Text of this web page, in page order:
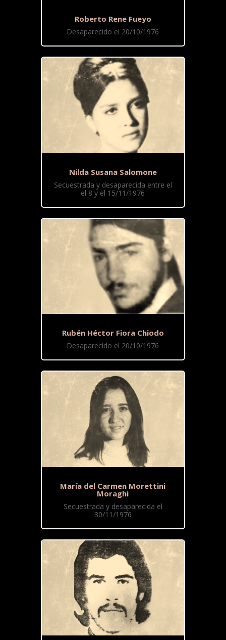
Roberto Rene Fueyo
Desaparecido el 20/10/1976
Nilda Susana Salomone
Secuestrada y desaparecida entre el
el 8 y el 15/11/1976
Rubén Héctor Fiora Chiodo
Desaparecido el 20/10/1976
María del Carmen Morettini
Moraghi
Secuestrada y desaparecida el
30/11/1976